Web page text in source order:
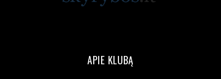
APIE KLUBĄ